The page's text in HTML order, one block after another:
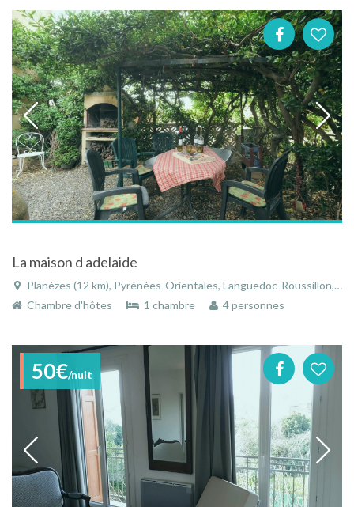
La maison d adelaide
Planèzes (12 km), Pyrénées-Orientales, Languedoc-Roussillon, Occitanie, France
Chambre d'hôtes
1 chambre 4 personnes
50€/nuit